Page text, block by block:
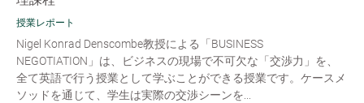
授業レポート
Nigel Konrad Denscombe教授による「BUSINESS
NEGOTIATION」は、ビジネスの現場で不可欠な「交渉力」を、
全て英語で行う授業として学ぶことができる授業です。ケースメ
ソッドを通じて、学生は実際の交渉シーンを...